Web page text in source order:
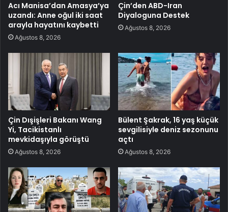
Acı Manisa’dan Amasya’ya
uzandı: Anne oğul iki saat
arayla hayatını kaybetti
Ağustos 8, 2026
Çin’den ABD-Iran
Diyaloguna Destek
Ağustos 8, 2026
Çin Dışişleri Bakanı Wang
Yi, Tacikistanlı
mevkidaşıyla görüştü
Ağustos 8, 2026
Bülent Şakrak, 16 yaş küçük
sevgilisiyle deniz sezonunu
açtı
Ağustos 8, 2026